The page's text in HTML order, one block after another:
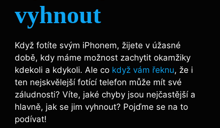
vyhnout
Když fotíte svým iPhonem, žijete v úžasné
době, kdy máme možnost zachytit okamžiky
kdekoli a kdykoli. Ale co když vám řeknu, že i
ten nejskvělejší fotící telefon může mít své
záludnosti? Víte, jaké chyby jsou nejčastější a
hlavně, jak se jim vyhnout? Pojďme se na to
podívat!